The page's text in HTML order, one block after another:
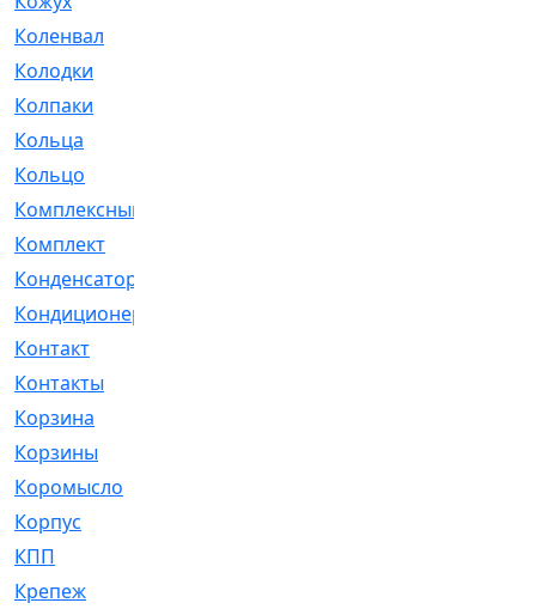
Коленвал
Колодки
Колпаки
Кольца
Кольцо
Комплексный
Комплект
Конденсатор
Кондиционер
Контакт
Контакты
Корзина
Корзины
Коромысло
Корпус
КПП
Крепеж